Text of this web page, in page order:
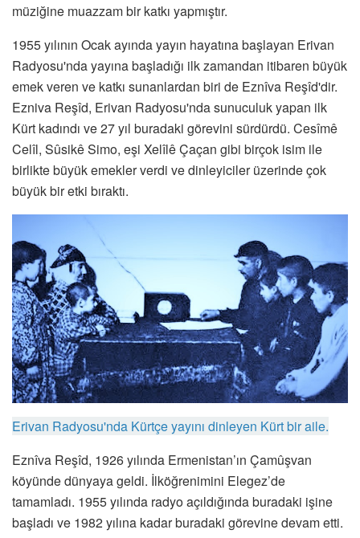
müziğine muazzam bir katkı yapmıştır.
1955 yılının Ocak ayında yayın hayatına başlayan Erivan
Radyosu'nda yayına başladığı ilk zamandan itibaren büyük
emek veren ve katkı sunanlardan biri de Eznîva Reşîd'dir.
Ezniva Reşîd, Erivan Radyosu'nda sunuculuk yapan ilk
Kürt kadındı ve 27 yıl buradaki görevini sürdürdü. Cesîmê
Celîl, Sûsikê Simo, eşi Xelîlê Çaçan gibi birçok isim ile
birlikte büyük emekler verdi ve dinleyiciler üzerinde çok
büyük bir etki bıraktı.
Erivan Radyosu'nda Kürtçe yayını dinleyen Kürt bir aile.
Eznîva Reşîd, 1926 yılında Ermenistan’ın Çamûşvan
köyünde dünyaya geldi. İlköğrenimini Elegez’de
tamamladı. 1955 yılında radyo açıldığında buradaki işine
başladı ve 1982 yılına kadar buradaki görevine devam etti.